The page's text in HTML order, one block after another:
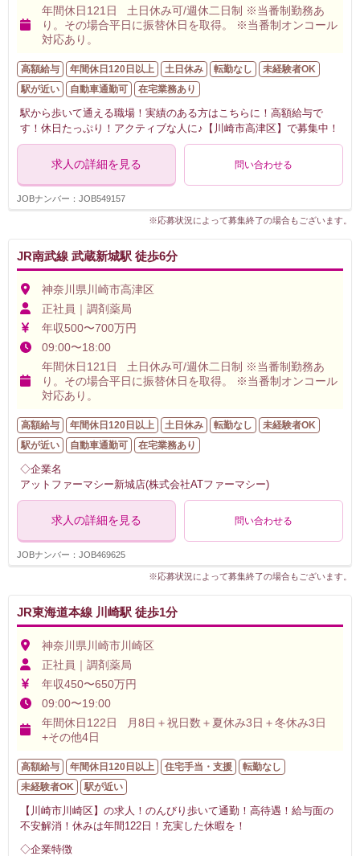
年間休日121日 土日休み可/週休二日制 ※当番制勤務あ
り。その場合平日に振替休日を取得。 ※当番制オンコール
対応あり。
高額給与 年間休日120日以上 土日休み 転勤なし
未経験者OK
駅が近い
自動車通勤可 在宅業務あり
駅から歩いて通える職場！実績のある方はこちらに！高額給与で
す！休日たっぷり！アクティブな人に♪【川崎市高津区】で募集中！
求人の詳細を見る 問い合わせる
JOBナンバー：JOB549157
※応募状況によって募集終了の場合もございます。
JR南武線 武蔵新城駅 徒歩6分
神奈川県川崎市高津区
正社員｜調剤薬局
年収500〜700万円
09:00〜18:00
年間休日121日 土日休み可/週休二日制 ※当番制勤務あ
り。その場合平日に振替休日を取得。 ※当番制オンコール
対応あり。
高額給与 年間休日120日以上 土日休み 転勤なし
未経験者OK
駅が近い
自動車通勤可 在宅業務あり
◇企業名
アットファーマシー新城店(株式会社ATファーマシー)
求人の詳細を見る 問い合わせる
JOBナンバー：JOB469625
※応募状況によって募集終了の場合もございます。
JR東海道本線 川崎駅 徒歩1分
神奈川県川崎市川崎区
正社員｜調剤薬局
年収450〜650万円
09:00〜19:00
年間休日122日 月8日＋祝日数＋夏休み3日＋冬休み3日
+その他4日
高額給与 年間休日120日以上 住宅手当・支援
転勤なし
未経験者OK
駅が近い
【川崎市川崎区】の求人！のんびり歩いて通勤！高待遇！給与面の
不安解消！休みは年間122日！充実した休暇を！
◇企業特徴